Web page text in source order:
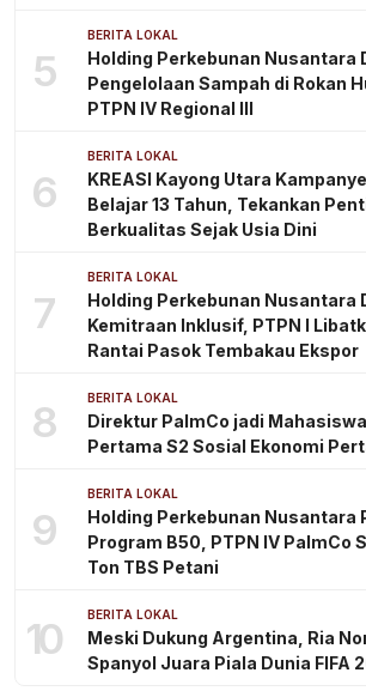
5
BERITA LOKAL
Holding Perkebunan Nusantara
Pengelolaan Sampah di Rokan
PTPN IV Regional III
6
BERITA LOKAL
KREASI Kayong Utara
Belajar 13 Tahun, Tekankan
Berkualitas Sejak Usia Dini
7
BERITA LOKAL
Holding Perkebunan Nusantara
Kemitraan Inklusif, PTPN I
Rantai Pasok Tembakau Ekspor
8 BERITA LOKAL
Direktur PalmCo jadi
Pertama S2 Sosial Ekonomi
9
BERITA LOKAL
Holding Perkebunan Nusantara
Program B50, PTPN IV PalmCo
Ton TBS Petani
10 BERITA LOKAL
Meski Dukung Argentina, Ria
Spanyol Juara Piala Dunia FIFA